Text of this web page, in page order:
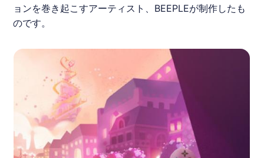
ョンを巻き起こすアーティスト、BEEPLEが制作したも
のです。